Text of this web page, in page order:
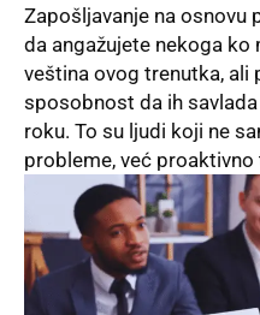
Zapošljavanje na osnovu
da angažujete nekoga ko
veština ovog trenutka, ali
sposobnost da ih
roku. To su ljudi koji ne
probleme, već